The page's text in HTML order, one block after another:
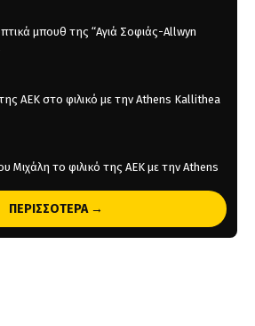
μπουθ της “Αγιά Σοφιάς-Allwyn
ΑΕΚ στο φιλικό με την Athens Kallithea
Μιχάλη το φιλικό της ΑΕΚ με την Athens
ΑΕΚ ο Δέδες
ΠΕΡΙΣΣΟΤΕΡΑ →